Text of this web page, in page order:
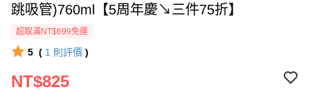
跳吸管)760ml【5周年慶↘三件75折】
超取滿NT$699免運
5 ( 1 則評價 )
NT$825